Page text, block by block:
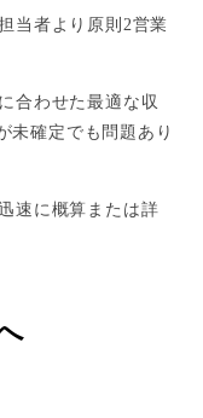
当者より原則2営業
合わせた最適な収
未確定でも問題あり
速に概算または詳